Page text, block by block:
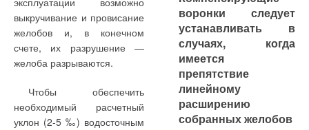
выкручивание и провисание
желобов и, в конечном
счете, их разрушение —
желоба разрываются.
Чтобы обеспечить
необходимый расчетный
уклон (2-5 ‰) водосточным
воронки следует
устанавливать в
случаях, когда
имеется
препятствие
линейному
расширению
собранных желобов